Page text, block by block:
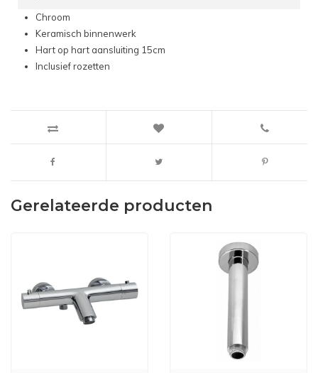
Chroom
Keramisch binnenwerk
Hart op hart aansluiting 15cm
Inclusief rozetten
Gerelateerde producten